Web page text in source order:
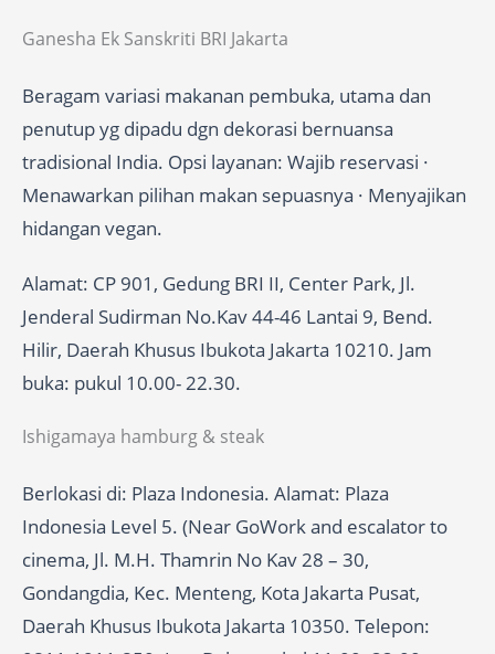
Ganesha Ek Sanskriti BRI Jakarta
Beragam variasi makanan pembuka, utama dan
penutup yg dipadu dgn dekorasi bernuansa
tradisional India. Opsi layanan: Wajib reservasi ·
Menawarkan pilihan makan sepuasnya · Menyajikan
hidangan vegan.
Alamat: CP 901, Gedung BRI II, Center Park, Jl.
Jenderal Sudirman No.Kav 44-46 Lantai 9, Bend.
Hilir, Daerah Khusus Ibukota Jakarta 10210. Jam
buka: pukul 10.00- 22.30.
Ishigamaya hamburg & steak
Berlokasi di: Plaza Indonesia. Alamat: Plaza
Indonesia Level 5. (Near GoWork and escalator to
cinema, Jl. M.H. Thamrin No Kav 28 – 30,
Gondangdia, Kec. Menteng, Kota Jakarta Pusat,
Daerah Khusus Ibukota Jakarta 10350. Telepon: